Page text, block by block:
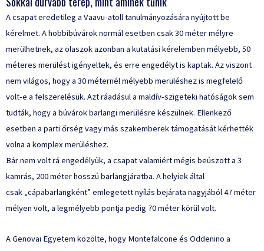
A csapat eredetileg a Vaavu-atoll tanulmányozására nyújtott be
kérelmet. A hobbibúvárok normál esetben csak 30 méter mélyre
merülhetnek, az olaszok azonban a kutatási kérelemben mélyebb, 50
méteres merülést igényeltek, és erre engedélyt is kaptak. Az viszont
nem világos, hogy a 30 méternél mélyebb merüléshez is megfelelő
volt-e a felszerelésük. Azt ráadásul a maldív-szigeteki hatóságok sem
tudták, hogy a búvárok barlangi merülésre készülnek. Ellenkező
esetben a parti őrség vagy más szakemberek támogatását kérhették
volna a komplex merüléshez.
Bár nem volt rá engedélyük, a csapat valamiért mégis beúszott a 3
kamrás, 200 méter hosszú barlangjáratba. A helyiek által
csak „cápabarlangként” emlegetettnyílás bejárata nagyjából 47 méter
mélyen volt, a legmélyebb pontja pedig 70 méter körül volt.
A Genovai Egyetem közölte, hogy Montefalcone és Oddenino a